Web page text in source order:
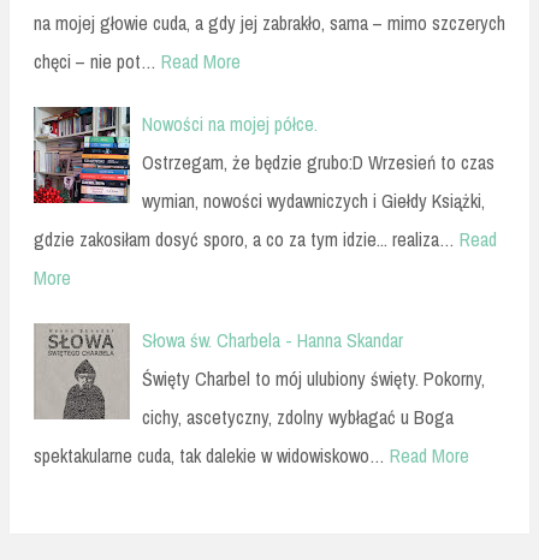
na mojej głowie cuda, a gdy jej zabrakło, sama – mimo szczerych
chęci – nie pot… Read More
Nowości na mojej półce.
Ostrzegam, że będzie grubo:D Wrzesień to czas
wymian, nowości wydawniczych i Giełdy Książki,
gdzie zakosiłam dosyć sporo, a co za tym idzie... realiza… Read
More
Słowa św. Charbela - Hanna Skandar
Święty Charbel to mój ulubiony święty. Pokorny,
cichy, ascetyczny, zdolny wybłagać u Boga
spektakularne cuda, tak dalekie w widowiskowo… Read More